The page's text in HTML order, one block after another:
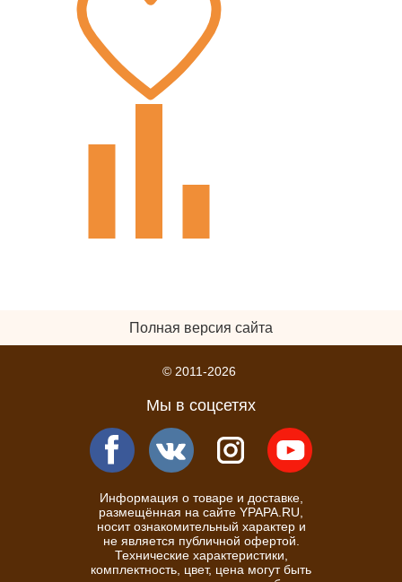
Полная версия сайта
© 2011-2026
Мы в соцсетях
Информация о товаре и доставке,
размещённая на сайте YPAPA.RU,
носит ознакомительный характер и
не является публичной офертой.
Технические характеристики,
комплектность, цвет, цена могут быть